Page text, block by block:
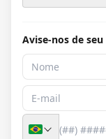
Avise-nos de